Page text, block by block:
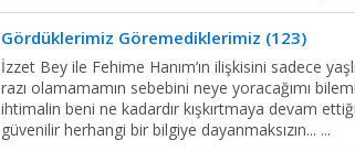
Gördüklerimiz Göremediklerimiz (123)
İzzet Bey ile Fehime Hanım’ın ilişkisini sadece
razı olamamamın sebebini neye yoracağımı
ihtimalin beni ne kadardır kışkırtmaya devam
güvenilir herhangi bir bilgiye dayanmaksızın... ...